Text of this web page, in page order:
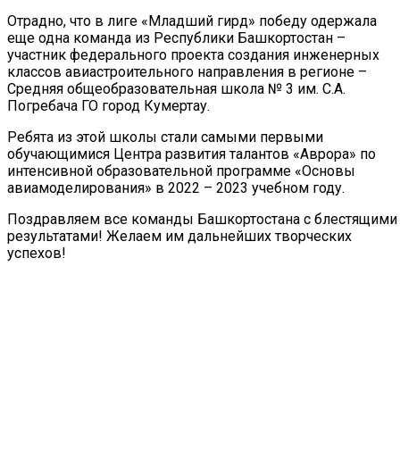
Отрадно, что в лиге «Младший гирд» победу одержала
еще одна команда из Республики Башкортостан –
участник федерального проекта создания инженерных
классов авиастроительного направления в регионе –
Средняя общеобразовательная школа № 3 им. С.А.
Погребача ГО город Кумертау.
Ребята из этой школы стали самыми первыми
обучающимися Центра развития талантов «Аврора» по
интенсивной образовательной программе «Основы
авиамоделирования» в 2022 – 2023 учебном году.
Поздравляем все команды Башкортостана с блестящими
результатами! Желаем им дальнейших творческих
успехов!